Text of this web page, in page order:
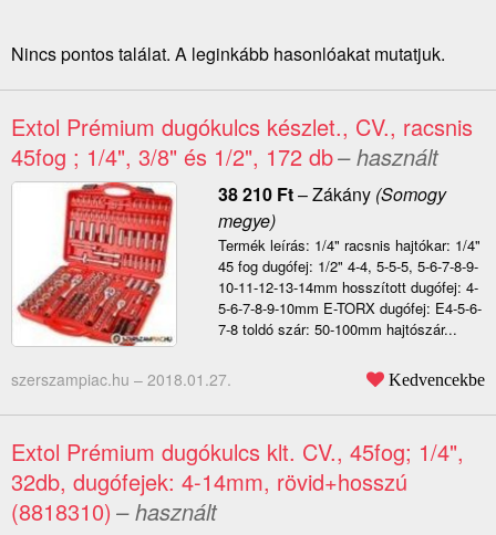
Nincs pontos találat. A leginkább hasonlóakat mutatjuk.
Extol Prémium dugókulcs készlet., CV., racsnis
45fog ; 1/4", 3/8" és 1/2", 172 db– használt
38 210 Ft–Zákány(Somogy
megye)
Termék leírás: 1/4" racsnis hajtókar: 1/4"
45 fog dugófej: 1/2" 4-4, 5-5-5, 5-6-7-8-9-
10-11-12-13-14mm hosszított dugófej: 4-
5-6-7-8-9-10mm E-TORX dugófej: E4-5-6-
7-8 toldó szár: 50-100mm hajtószár...
szerszampiac.hu – 2018.01.27. Kedvencekbe
Extol Prémium dugókulcs klt. CV., 45fog; 1/4",
32db, dugófejek: 4-14mm, rövid+hosszú
(8818310) – használt